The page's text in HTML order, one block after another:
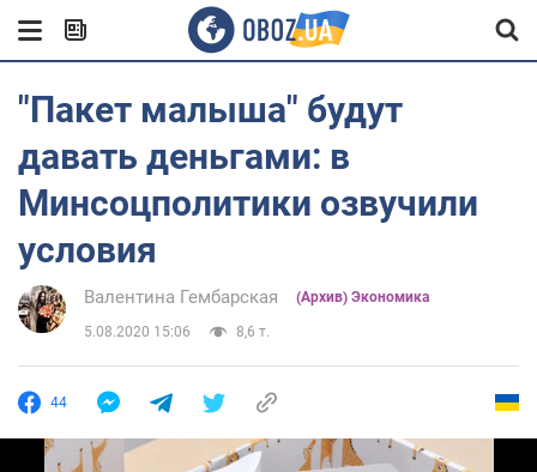
"Пакет малыша" будут
давать деньгами: в
Минсоцполитики озвучили
условия
Валентина Гембарская (Архив) Экономика
5.08.2020 15:06 8,6 т.
44